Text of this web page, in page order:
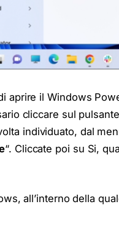
aprire il Windows
cliccare sul pulsante
individuato, dal
“. Cliccate poi su Si,
all’interno della